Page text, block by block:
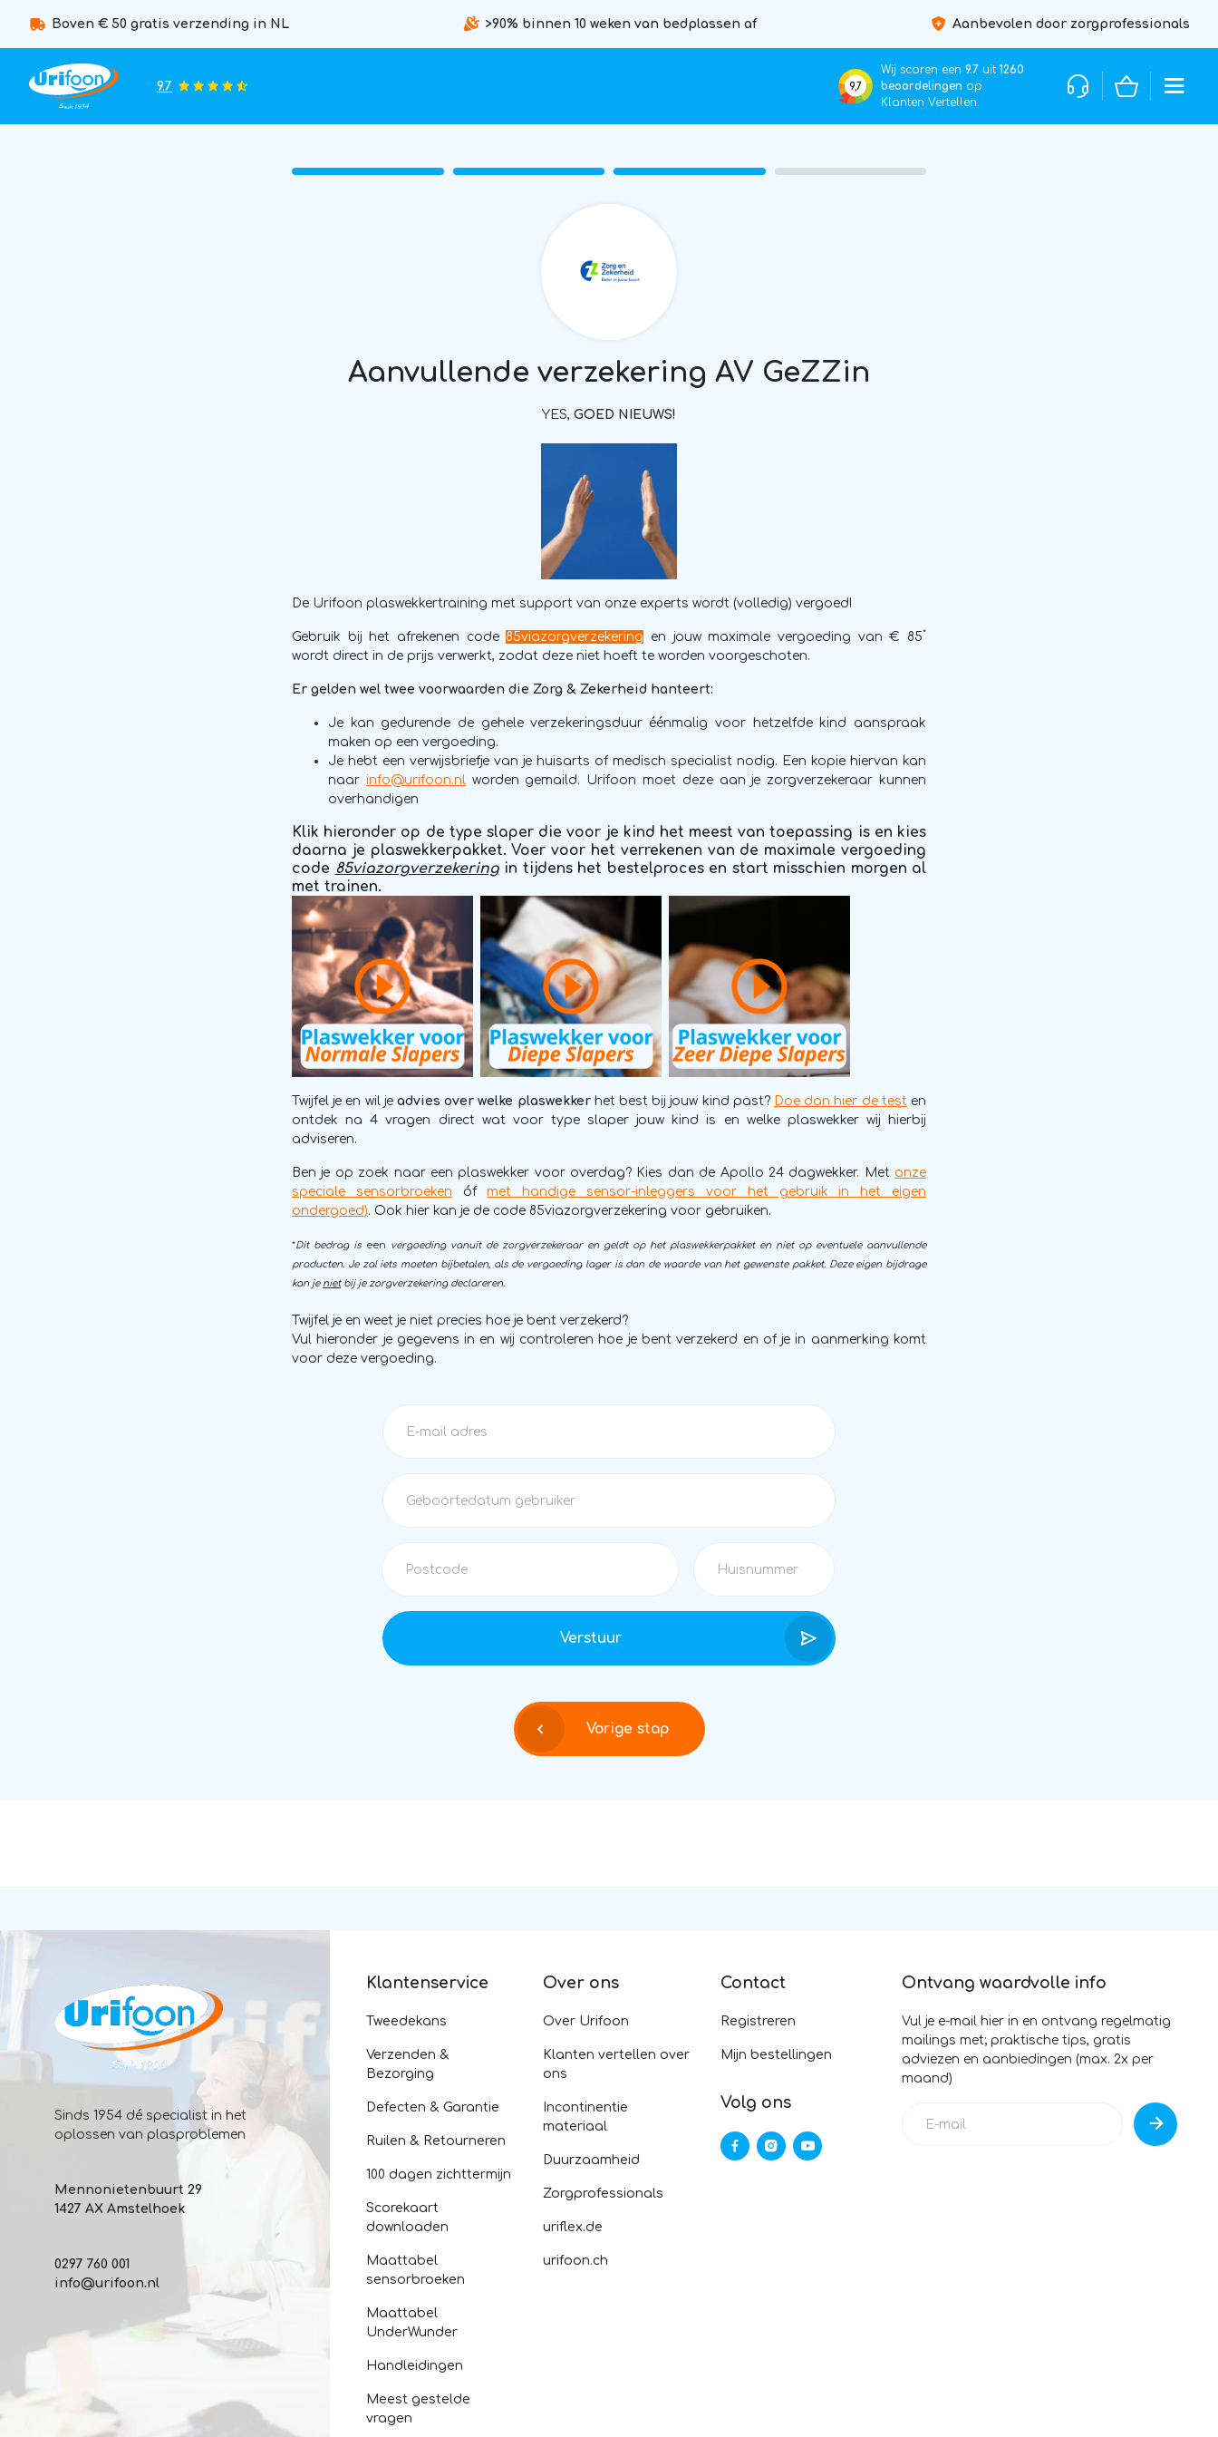
Boven € 50 gratis verzending in NL >90% binnen 10 weken van bedplassen af Aanbevolen door zorgprofessionals
9.7 9,7
Wij scoren een 9.7 uit 1260
beoordelingen op
Klanten Vertellen.
Aanvullende verzekering AV GeZZin
YES, GOED NIEUWS!
De Urifoon plaswekkertraining met support van onze experts wordt (volledig) vergoed!
Gebruik bij het afrekenen code 85viazorgverzekering en jouw maximale vergoeding van € 85*
wordt direct in de prijs verwerkt, zodat deze niet hoeft te worden voorgeschoten.
Er gelden wel twee voorwaarden die Zorg & Zekerheid hanteert:
Je kan gedurende de gehele verzekeringsduur éénmalig voor hetzelfde kind aanspraak
maken op een vergoeding.
Je hebt een verwijsbriefje van je huisarts of medisch specialist nodig. Een kopie hiervan kan
naar info@urifoon.nlworden gemaild. Urifoon moet deze aan je zorgverzekeraar kunnen
overhandigen
Klik hieronder op de type slaper die voor je kind het meest van toepassing is en kies
daarna je plaswekkerpakket. Voer voor het verrekenen van de maximale vergoeding
code 85viazorgverzekeringin tijdens het bestelproces en start misschien morgen al
met trainen.
Twijfel je en wil je advies over welke plaswekkerhet best bij jouw kind past? Doe dan hier de testen
ontdek na 4 vragen direct wat voor type slaper jouw kind is en welke plaswekker wij hierbij
adviseren.
Ben je op zoek naar een plaswekker voor overdag? Kies dan de Apollo 24 dagwekker. Met onze
speciale sensorbroeken ófmet handige sensor-inleggers voor het gebruik in het eigen
ondergoed). Ook hier kan je de code 85viazorgverzekering voor gebruiken.
*Dit bedrag is een vergoeding vanuit de zorgverzekeraar en geldt op het plaswekkerpakket en niet op eventuele aanvullende
producten. Je zal iets moeten bijbetalen, als de vergoeding lager is dan de waarde van het gewenste pakket. Deze eigen bijdrage
kan je nietbij je zorgverzekering declareren
Twijfel je en weet je niet precies hoe je bent verzekerd?
Vul hieronder je gegevens in en wij controleren hoe je bent verzekerd en of je in aanmerking komt
voor deze vergoeding.
Verstuur
Vorige stap
Sinds 1954 dé specialist in het
oplossen van plasproblemen
Mennonietenbuurt 29
1427 AX Amstelhoek
0297 760 001
info@urifoon.nl
Klantenservice
Tweedekans
Verzenden &
Bezorging
Defecten & Garantie
Ruilen & Retourneren
100 dagen zichttermijn
Scorekaart
downloaden
Maattabel
sensorbroeken
Maattabel
UnderWunder
Handleidingen
Meest gestelde
vragen
Over ons
Over Urifoon
Klanten vertellen over
ons
Incontinentie
materiaal
Duurzaamheid
Zorgprofessionals
uriflex.de
urifoon.ch
Contact
Registreren
Mijn bestellingen
Volg ons
Ontvang waardvolle info
Vul je e-mail hier in en ontvang regelmatig
mailings met; praktische tips, gratis
adviezen en aanbiedingen (max. 2x per
maand)